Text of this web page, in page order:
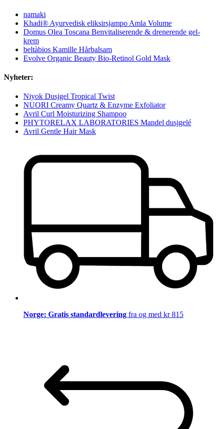
namaki
Khadi® Ayurvedisk eliksirsjampo Amla Volume
Domus Olea Toscana Benvitaliserende & drenerende gel-
krem
beltàbios Kamille Hårbalsam
Evolve Organic Beauty Bio-Retinol Gold Mask
Nyheter:
Niyok Dusjgel Tropical Twist
NUORI Creamy Quartz & Enzyme Exfoliator
Avril Curl Moisturizing Shampoo
PHYTORELAX LABORATORIES Mandel dusjgelé
Avril Gentle Hair Mask
Norge: Gratis standardlevering fra og med kr 815